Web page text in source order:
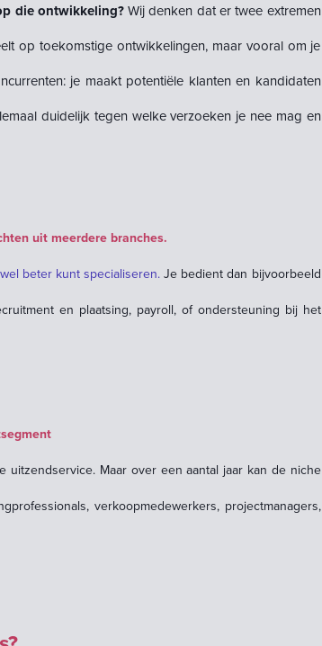
die ontwikkeling?Wij denken dat er twee extremen
op toekomstige ontwikkelingen, maar vooral om je
je maakt potentiële klanten en kandidaten
duidelijk tegen welke verzoeken je nee mag en
uit meerdere branches.
beter kunt specialiseren. Je bedient dan bijvoorbeeld
en plaatsing, payroll, of ondersteuning bij het
Maar over een aantal jaar kan de niche
verkoopmedewerkers, projectmanagers,